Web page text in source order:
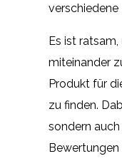
verschiedene
Es ist ratsam,
miteinander
Produkt für
zu finden.
sondern
Bewertungen